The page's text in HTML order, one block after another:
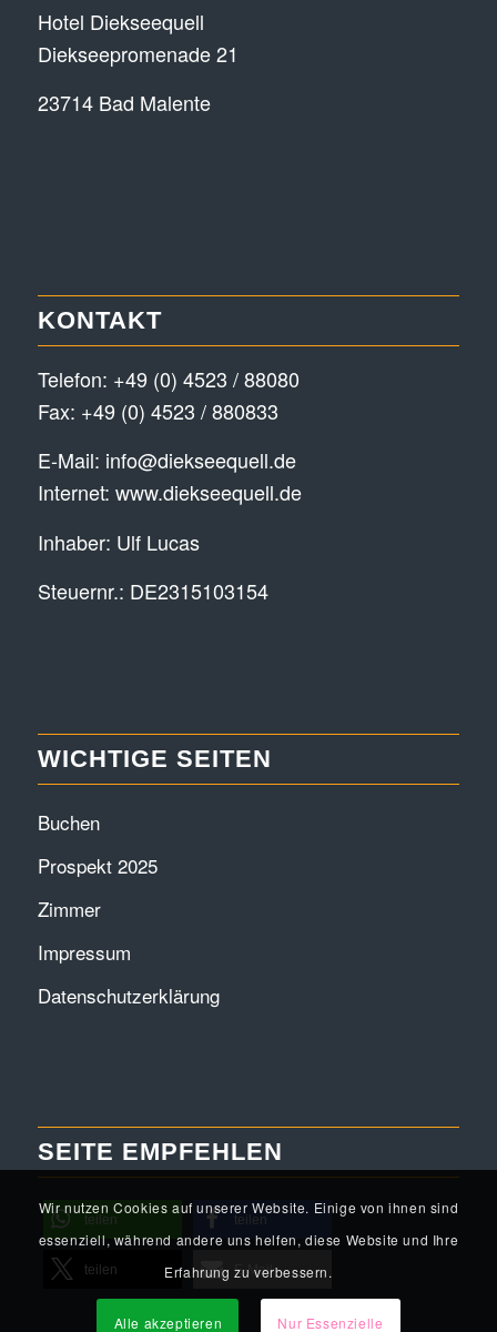
Hotel Diekseequell
Diekseepromenade 21
23714 Bad Malente
KONTAKT
Telefon: +49 (0) 4523 / 88080
Fax: +49 (0) 4523 / 880833
E-Mail: info@diekseequell.de
Internet: www.diekseequell.de
Inhaber: Ulf Lucas
Steuernr.: DE2315103154
WICHTIGE SEITEN
Buchen
Prospekt 2025
Zimmer
Impressum
Datenschutzerklärung
SEITE EMPFEHLEN
teilen teilen
teilen E-Mail
Wir nutzen Cookies auf unserer Website. Einige von ihnen sind
essenziell, während andere uns helfen, diese Website und Ihre
Erfahrung zu verbessern.
Alle akzeptieren Nur Essenzielle